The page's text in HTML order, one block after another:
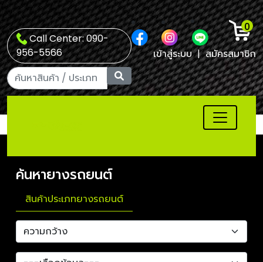
Call Center: 090-
956-5566
0
เข้าสู่ระบบ | สมัครสมาชิก
ค้นหายางรถยนต์
สินค้าประเภทยางรถยนต์